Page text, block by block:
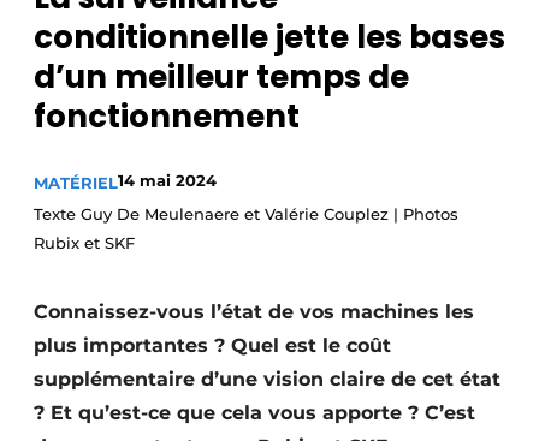
Podcasts
Privacy / Cookie statement
S’inscrire
Vidéos
conditionnelle jette les bases
d’un meilleur temps de
fonctionnement
MATÉRIEL14 mai 2024
Texte Guy De Meulenaere et Valérie Couplez | Photos
Rubix et SKF
Connaissez-vous l’état de vos machines les
plus importantes ? Quel est le coût
supplémentaire d’une vision claire de cet état
? Et qu’est-ce que cela vous apporte ? C’est